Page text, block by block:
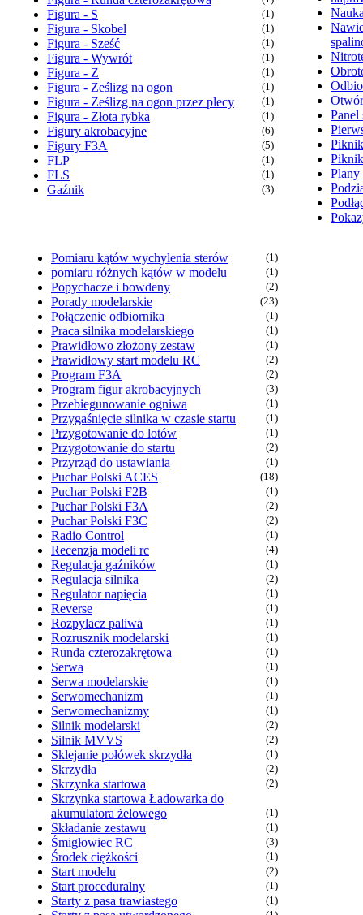
Figura - S (1)
Figura - Skobel (1)
Figura - Sześć (1)
Figura - Wywrót (1)
Figura - Z (1)
Figura - Ześlizg na ogon (1)
Figura - Ześlizg na ogon przez plecy (1)
Figura - Złota rybka (1)
Figury akrobacyjne (6)
Figury F3A (5)
FLP (1)
FLS (1)
Gaźnik (3)
Panel
Plany
Pomiaru kątów wychylenia sterów (1)
pomiaru różnych kątów w modelu (1)
Popychacze i bowdeny (2)
Porady modelarskie (23)
Połączenie odbiornika (1)
Praca silnika modelarskiego (1)
Prawidłowo złożony zestaw (1)
Prawidłowy start modelu RC (2)
Program F3A (2)
Program figur akrobacyjnych (3)
Przebiegunowanie ogniwa (1)
Przygaśnięcie silnika w czasie startu (1)
Przygotowanie do lotów (1)
Przygotowanie do startu (2)
Przyrząd do ustawiania (1)
Puchar Polski ACES (18)
Puchar Polski F2B (1)
Puchar Polski F3A (2)
Puchar Polski F3C (2)
Radio Control (1)
Recenzja modeli rc (4)
Regulacja gaźników (1)
Regulacja silnika (2)
Regulator napięcia (1)
Reverse (1)
Rozpylacz paliwa (1)
Rozrusznik modelarski (1)
Runda czterozakrętowa (1)
Serwa (1)
Serwa modelarskie (1)
Serwomechanizm (1)
Serwomechanizmy (1)
Silnik modelarski (2)
Silnik MVVS (2)
Sklejanie połówek skrzydła (1)
Skrzydła (2)
Skrzynka startowa (2)
Skrzynka startowa Ładowarka do
akumulatora żelowego
(1)
Składanie zestawu (1)
Śmigłowiec RC (3)
Środek ciężkości (1)
Start modelu (2)
Start proceduralny (1)
Starty z pasa trawiastego (1)